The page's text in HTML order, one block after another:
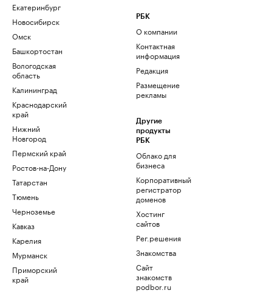
Екатеринбург
Новосибирск
Омск
Башкортостан
Вологодская
область
Калининград
Краснодарский
край
Нижний
Новгород
Пермский край
Ростов-на-Дону
Татарстан
Тюмень
Черноземье
Кавказ
Карелия
Мурманск
Приморский
край
РБК
О компании
Контактная
информация
Редакция
Размещение
рекламы
Другие
продукты
РБК
Облако для
бизнеса
Корпоративный
регистратор
доменов
Хостинг
сайтов
Рег.решения
Знакомства
Сайт
знакомств
podbor.ru